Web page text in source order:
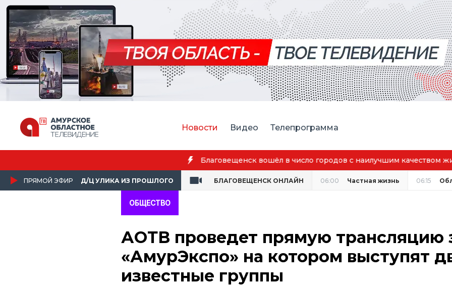
Новости Видео Телепрограмма
Преподаватель Амурской ГМА спасла пассажирку в
ПРЯМОЙ ЭФИР Д/Ц УЛИКА ИЗ ПРОШЛОГО БЛАГОВЕЩЕНСК ОНЛАЙН 06:00 Частная жизнь 06:15
ОБЩЕСТВО
АОТВ проведет прямую трансляцию
«АмурЭкспо» на котором выступят
известные группы